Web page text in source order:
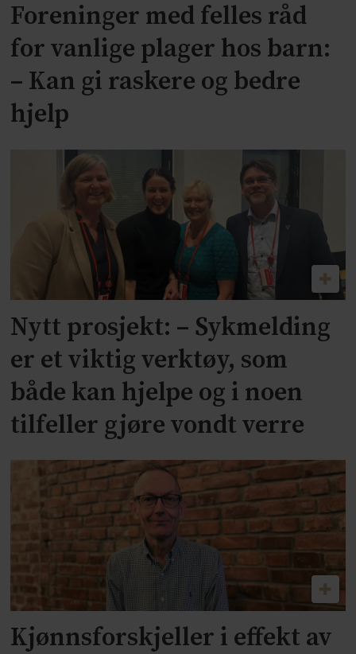
Foreninger med felles råd
for vanlige plager hos barn:
– Kan gi raskere og bedre
hjelp
Nytt prosjekt: – Sykmelding
er et viktig verktøy, som
både kan hjelpe og i noen
tilfeller gjøre vondt verre
Kjønnsforskjeller i effekt av